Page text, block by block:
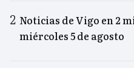
Noticias de Vigo en 2
miércoles 5 de agosto